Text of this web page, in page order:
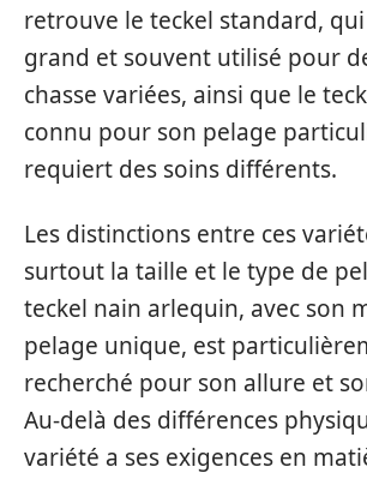
retrouve le teckel standard,
grand et souvent utilisé pour
chasse variées, ainsi que le
connu pour son pelage
requiert des soins différents.
Les distinctions entre ces
surtout la taille et le type de
teckel nain arlequin, avec son
pelage unique, est
recherché pour son allure et
Au-delà des différences
variété a ses exigences en